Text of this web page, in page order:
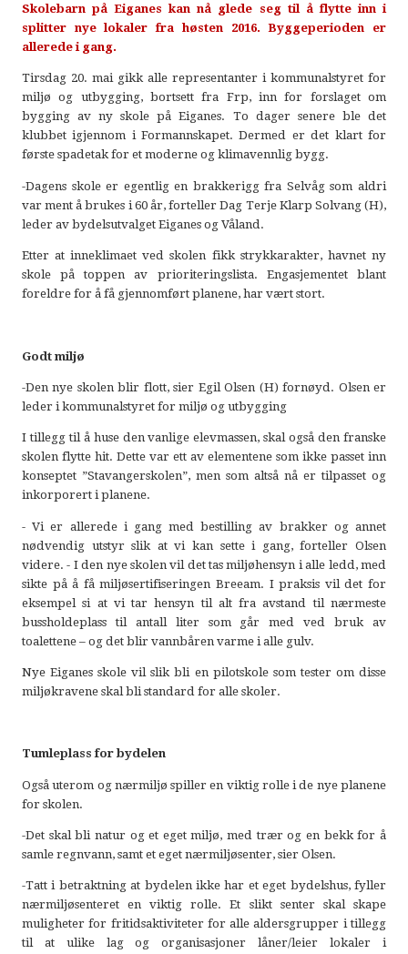
Skolebarn på Eiganes kan nå glede seg til å flytte inn i
splitter nye lokaler fra høsten 2016. Byggeperioden er
allerede i gang.
Tirsdag 20. mai gikk alle representanter i kommunalstyret for
miljø og utbygging, bortsett fra Frp, inn for forslaget om
bygging av ny skole på Eiganes. To dager senere ble det
klubbet igjennom i Formannskapet. Dermed er det klart for
første spadetak for et moderne og klimavennlig bygg.
-Dagens skole er egentlig en brakkerigg fra Selvåg som aldri
var ment å brukes i 60 år, forteller Dag Terje Klarp Solvang (H),
leder av bydelsutvalget Eiganes og Våland.
Etter at inneklimaet ved skolen fikk strykkarakter, havnet ny
skole på toppen av prioriteringslista. Engasjementet blant
foreldre for å få gjennomført planene, har vært stort.
Godt miljø
-Den nye skolen blir flott, sier Egil Olsen (H) fornøyd. Olsen er
leder i kommunalstyret for miljø og utbygging
I tillegg til å huse den vanlige elevmassen, skal også den franske
skolen flytte hit. Dette var ett av elementene som ikke passet inn
konseptet ”Stavangerskolen”, men som altså nå er tilpasset og
inkorporert i planene.
- Vi er allerede i gang med bestilling av brakker og annet
nødvendig utstyr slik at vi kan sette i gang, forteller Olsen
videre. - I den nye skolen vil det tas miljøhensyn i alle ledd, med
sikte på å få miljøsertifiseringen Breeam. I praksis vil det for
eksempel si at vi tar hensyn til alt fra avstand til nærmeste
bussholdeplass til antall liter som går med ved bruk av
toalettene – og det blir vannbåren varme i alle gulv.
Nye Eiganes skole vil slik bli en pilotskole som tester om disse
miljøkravene skal bli standard for alle skoler.
Tumleplass for bydelen
Også uterom og nærmiljø spiller en viktig rolle i de nye planene
for skolen.
-Det skal bli natur og et eget miljø, med trær og en bekk for å
samle regnvann, samt et eget nærmiljøsenter, sier Olsen.
-Tatt i betraktning at bydelen ikke har et eget bydelshus, fyller
nærmiljøsenteret en viktig rolle. Et slikt senter skal skape
muligheter for fritidsaktiviteter for alle aldersgrupper i tillegg
til at ulike lag og organisasjoner låner/leier lokaler i